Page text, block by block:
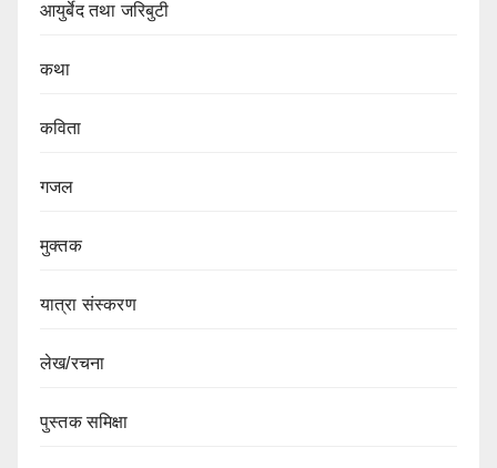
आयुर्बेद तथा जरिबुटी
कथा
कविता
गजल
मुक्तक
यात्रा संस्करण
लेख/रचना
पुस्तक समिक्षा